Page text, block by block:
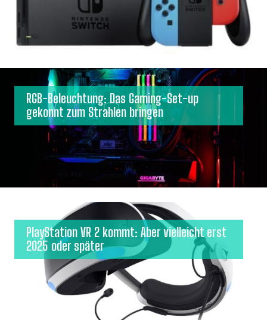
RGB-Beleuchtung: Das Gaming-Set-up
gekonnt zum Strahlen bringen
PlayStation VR 2 kommt: Aber vielleicht erst
2025 oder später